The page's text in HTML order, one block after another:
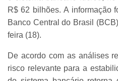
R$ 62 bilhões. A informação
Banco Central do Brasil
feira (18).
De acordo com as análises
risco relevante para a